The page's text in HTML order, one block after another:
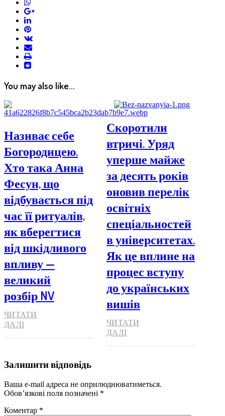
google+
linkedin
pinterest
vkontakte
email
print
reddit
reddit
You may also like...
Називає себе
Богородицею.
Хто така Анна
Фесун, що
відбувається під
час її ритуалів,
як вберегтися
від шкідливого
впливу —
великий
розбір NV
ЧИТАТИ
ДАЛІ
Скоротили
втричі. Уряд
уперше майже
за десять років
оновив перелік
освітніх
спеціальностей
в університетах.
Як це вплине на
процес вступу
до українських
вишів
ЧИТАТИ
ДАЛІ
Залишити відповідь
Ваша e-mail адреса не оприлюднюватиметься.
Обов’язкові поля позначені *
Коментар *